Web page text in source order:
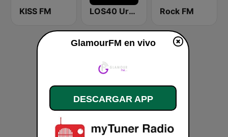
KISS FM LOS40 Urban Rock FM
GlamourFM en vivo
DESCARGAR APP